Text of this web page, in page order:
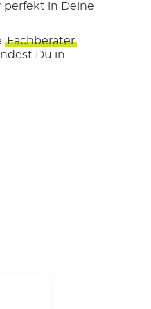
perfekt in Deine
Fachberater
Du in